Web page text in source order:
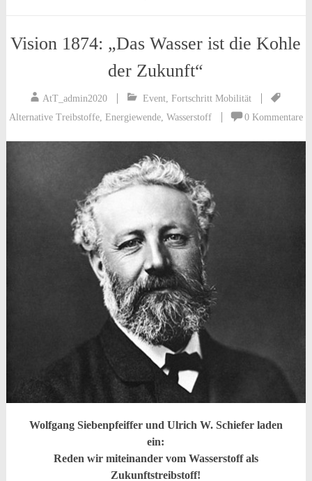
Vision 1874: „Das Wasser ist die Kohle
der Zukunft“
AtT_admin2020 Event,Fortschritt Mobilität
Alternative Treibstoffe, Energiewende, Wasserstoff 0 Kommentare
Wolfgang Siebenpfeiffer und Ulrich W. Schiefer laden
ein:
Reden wir miteinander vom Wasserstoff als
Zukunftstreibstoff!